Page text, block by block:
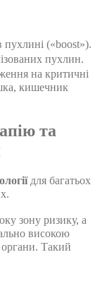
пухлині («boost»).
пухлин.
на критичні
кишечник
та
для багатьох
зону ризику, а
високою
органи. Такий